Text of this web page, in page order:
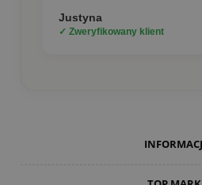
Justyna
✓ Zweryfikowany klient